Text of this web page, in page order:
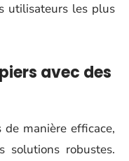
utilisateurs les plus
avec des
de manière efficace,
solutions robustes.